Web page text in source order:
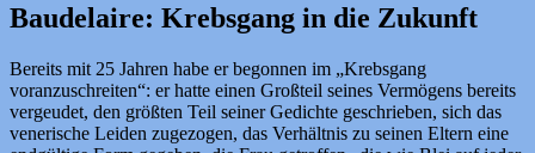
Baudelaire: Krebsgang in die Zukunft
Bereits mit 25 Jahren habe er begonnen im „Krebsgang
voranzuschreiten“: er hatte einen Großteil seines Vermögens bereits
vergeudet, den größten Teil seiner Gedichte geschrieben, sich das
venerische Leiden zugezogen, das Verhältnis zu seinen Eltern eine